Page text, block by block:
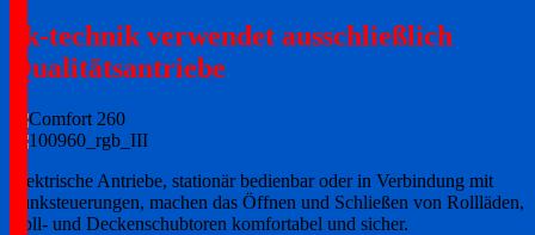
ak-technik verwendet ausschließlich
Qualitätsantriebe
Elektrische Antriebe, stationär bedienbar oder in Verbindung mit
Funksteuerungen, machen das Öffnen und Schließen von Rollläden,
Roll- und Deckenschubtoren komfortabel und sicher.